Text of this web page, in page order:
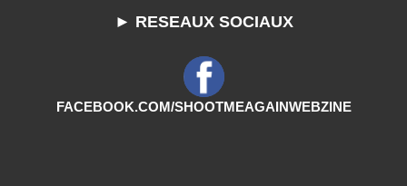
► RESEAUX SOCIAUX
FACEBOOK.COM/SHOOTMEAGAINWEBZINE